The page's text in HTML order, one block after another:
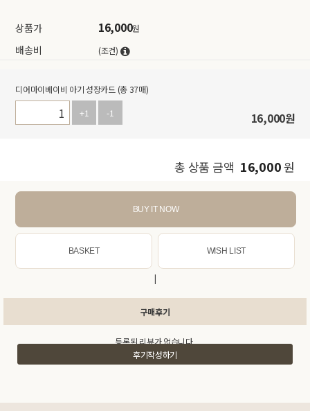
상품가 16,000원
배송비 (조건)
디어마이베이비 아기 성장카드 (총 37매)
+1
-1 16,000원
총 상품 금액 16,000원
BUY IT NOW
BASKET WISH LIST
|
구매후기
등록된 리뷰가 없습니다.
후기작성하기